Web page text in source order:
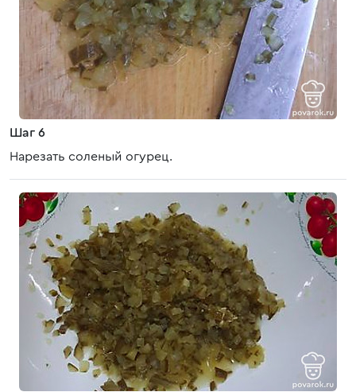
Шаг 6
Нарезать соленый огурец.